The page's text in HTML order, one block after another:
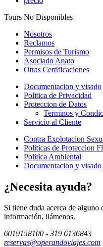
Tours No Disponibles
Nosotros
Reclamos
Permisos de Turismo
Asociado Anato
Otras Certificaciones
Documentacion y visado
Politica de Privacidad
Proteccion de Datos
Terminos y
Servicio al Cliente
Contra Explotacion
Politicas de Proteccion
Politica Ambiental
Documentacion y visado
¿Necesita ayuda?
Si tiene duda acerca de alguno
información, llámenos.
6019158100 - 319 6136843
reservas@operandoviajes.com